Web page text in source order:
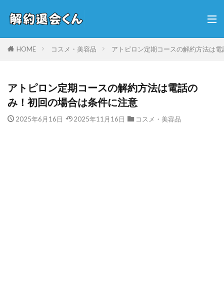
HOME コスメ・美容品 アトピロン定期コースの解約方法は
アトピロン定期コースの解約方法は電話の
み！初回の場合は条件に注意
2025年6月16日 2025年11月16日 コスメ・美容品